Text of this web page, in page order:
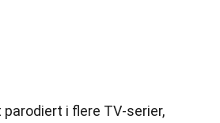
i flere TV-serier,